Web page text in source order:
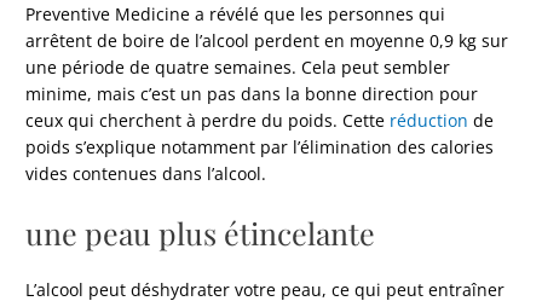
Preventive Medicine a révélé que les personnes qui
arrêtent de boire de l’alcool perdent en moyenne 0,9 kg sur
une période de quatre semaines. Cela peut sembler
minime, mais c’est un pas dans la bonne direction pour
ceux qui cherchent à perdre du poids. Cette réduction de
poids s’explique notamment par l’élimination des calories
vides contenues dans l’alcool.
une peau plus étincelante
L’alcool peut déshydrater votre peau, ce qui peut entraîner